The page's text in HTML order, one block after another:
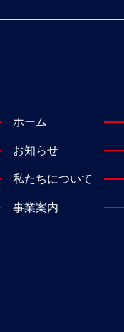
ホーム
お知らせ
私たちについて
事業案内